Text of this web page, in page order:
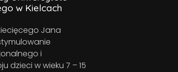
w Kielcach
Jana
i
dzieci w wieku 7 – 15